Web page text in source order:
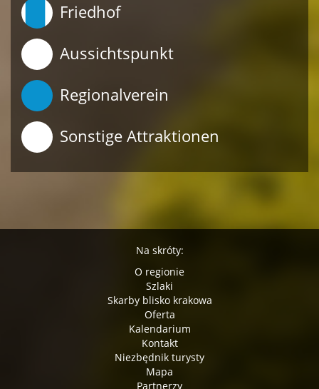
Friedhof
Aussichtspunkt
Regionalverein
Sonstige Attraktionen
Na skróty:
O regionie
Szlaki
Skarby blisko krakowa
Oferta
Kalendarium
Kontakt
Niezbędnik turysty
Mapa
Partnerzy